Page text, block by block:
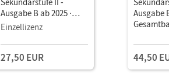
Ausgabe B ab 2025 ·
Gesamtband •
Jahre) Mit Medien
Einzellizenz
27,50 EUR
Ausgabe
44,50